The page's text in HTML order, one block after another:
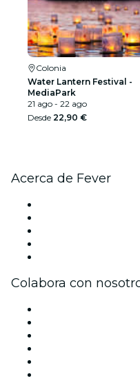
Colonia
Water Lantern Festival -
MediaPark
21 ago - 22 ago
Desde 22,90 €
Acerca de Fever
Colabora con